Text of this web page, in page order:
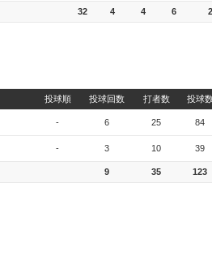
32 4 4 6 2
投球順 投球回数 打者数 投球
- 6 25 84
- 3 10 39
9 35 123